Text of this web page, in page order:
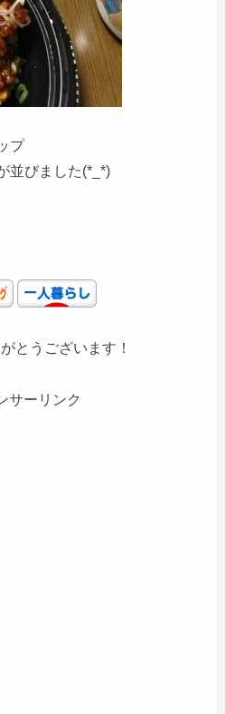
プ
並びました(*_*)
とうございます！
サーリンク